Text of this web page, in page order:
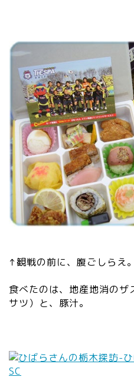
↑観戦の前に、腹ごしらえ。
食べたのは、地産地消の
サツ）と、豚汁。